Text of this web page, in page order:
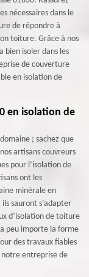
nécessaires dans le
de répondre à
toiture. Grâce à nos
isoler dans les
de couverture
en isolation de
en isolation de
; sachez que
artisans couvreurs
pour l’isolation de
ont les
minérale en
sauront s’adapter
d’isolation de toiture
peu importe la forme
des travaux fiables
notre entreprise de